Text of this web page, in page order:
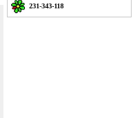
231-343-118